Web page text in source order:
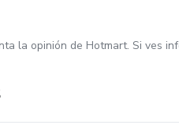
la opinión de Hotmart. Si ves